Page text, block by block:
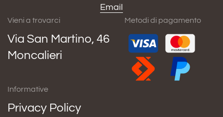
Email
Vieni a trovarci
Via San Martino, 46
Moncalieri
Metodi di pagamento
Informative
Privacy Policy